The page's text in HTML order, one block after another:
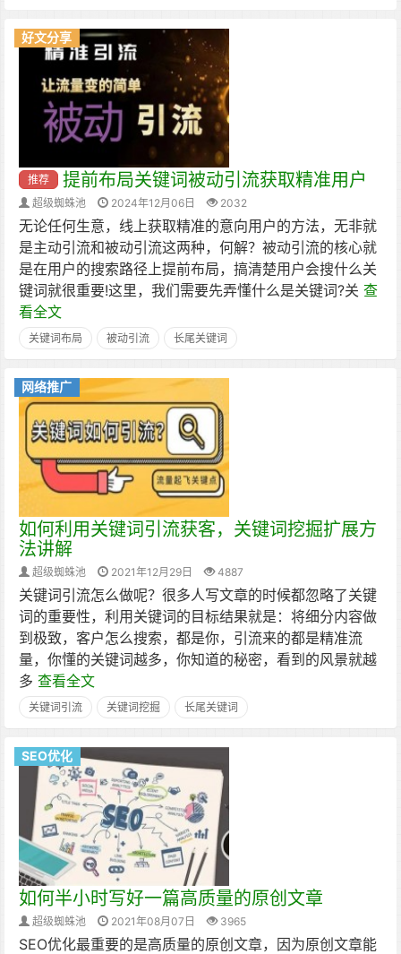
好文分享
推荐 提前布局关键词被动引流获取精准用户
超级蜘蛛池 2024年12月06日 2032
无论任何生意，线上获取精准的意向用户的方法，无非就
是主动引流和被动引流这两种，何解？被动引流的核心就
是在用户的搜索路径上提前布局，搞清楚用户会搜什么关
键词就很重要!这里，我们需要先弄懂什么是关键词?关 查
看全文
关键词布局 被动引流 长尾关键词
网络推广
如何利用关键词引流获客，关键词挖掘扩展方
法讲解
超级蜘蛛池 2021年12月29日 4887
关键词引流怎么做呢？很多人写文章的时候都忽略了关键
词的重要性，利用关键词的目标结果就是：将细分内容做
到极致，客户怎么搜索，都是你，引流来的都是精准流
量，你懂的关键词越多，你知道的秘密，看到的风景就越
多 查看全文
关键词引流 关键词挖掘 长尾关键词
SEO优化
如何半小时写好一篇高质量的原创文章
超级蜘蛛池 2021年08月07日 3965
SEO优化最重要的是高质量的原创文章，因为原创文章能